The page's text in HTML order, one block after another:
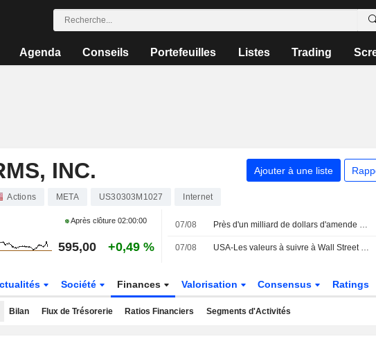
Agenda Conseils Portefeuilles Listes Trading
INC. Ajouter à une liste
Actions META US30303M1027 Internet
Après clôture02:00:00
595,00 +0,49 %
07/08 Près d'un milliard de dollars d'amende pour Meta
07/08 USA-Les valeurs à suivre à Wall Street (actualisé)
Société Finances Valorisation Consensus Ratings
Bilan Flux de Trésorerie Ratios Financiers Segments d'Activités